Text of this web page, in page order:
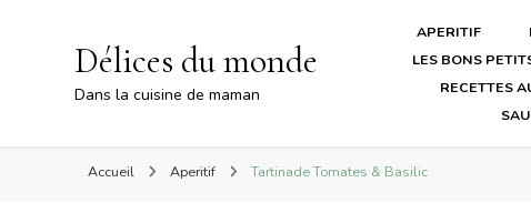
Délices du monde
Dans la cuisine de maman
APERITIF
LES BONS
RECETTES
Accueil Aperitif Tartinade Tomates & Basilic